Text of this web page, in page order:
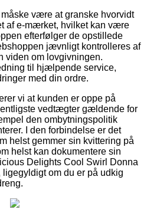
være at granske hvorvidt
af e-mærket, hvilket kan være
efterfølger de opstillede
jævnligt kontrolleres af
viden om lovgivningen.
til hjælpende service,
med din ordre.
vi at kunden er oppe på
vedtægter gældende for
den ombytningspolitik
I den forbindelse er det
helst gemmer sin kvittering på
helst kan dokumentere sin
Delights Cool Swirl Donna
om du er på udkig